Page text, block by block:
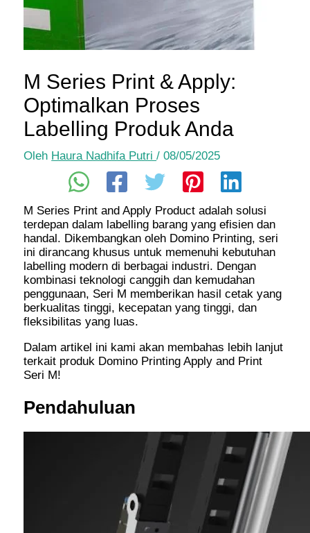
M Series Print & Apply:
Optimalkan Proses
Labelling Produk Anda
Oleh Haura Nadhifa Putri/08/05/2025
M Series Print and Apply Product adalah solusi
terdepan dalam labelling barang yang efisien dan
handal. Dikembangkan oleh Domino Printing, seri
ini dirancang khusus untuk memenuhi kebutuhan
labelling modern di berbagai industri. Dengan
kombinasi teknologi canggih dan kemudahan
penggunaan, Seri M memberikan hasil cetak yang
berkualitas tinggi, kecepatan yang tinggi, dan
fleksibilitas yang luas.
Dalam artikel ini kami akan membahas lebih lanjut
terkait produk Domino Printing Apply and Print
Seri M!
Pendahuluan